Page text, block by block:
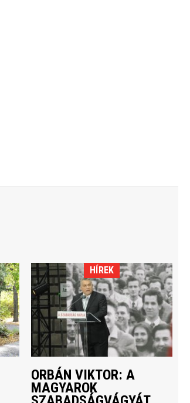
HÍREK
ORBÁN VIKTOR: A
MAGYAROK